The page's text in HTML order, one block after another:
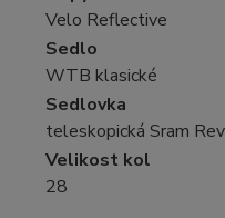
Velo Reflective
Sedlo
WTB klasické
Sedlovka
teleskopická Sram
Velikost kol
28